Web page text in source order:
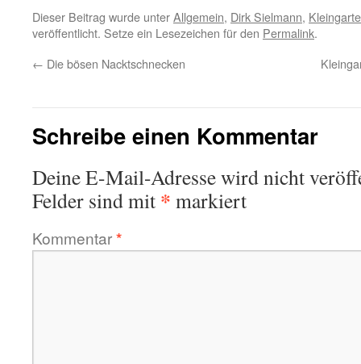
Dieser Beitrag wurde unterAllgemein, Dirk Sielmann,
veröffentlicht. Setze ein Lesezeichen für den Permalink.
← Die bösen Nacktschnecken
Schreibe einen Kommentar
Deine E-Mail-Adresse wird nicht
Felder sind mit * markiert
Kommentar*